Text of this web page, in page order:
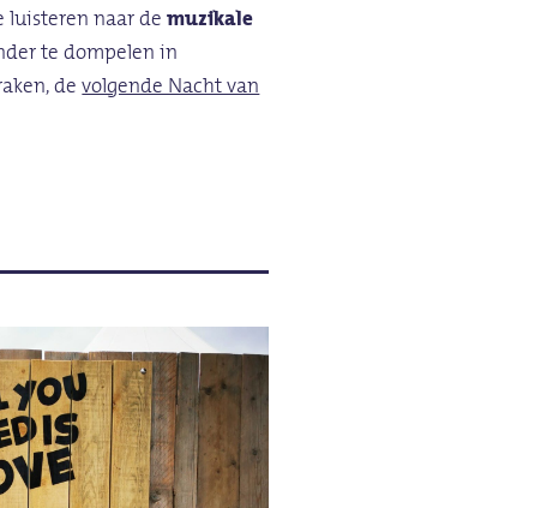
luisteren naar demuzikale
te dompelen in
devolgende Nacht van